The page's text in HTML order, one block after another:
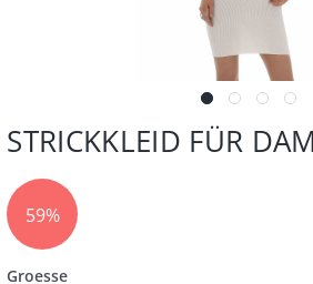
STRICKKLEID FÜR
59%
Groesse